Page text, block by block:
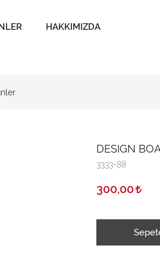
HAKKIMIZDA
DESIGN
3333-88
300,00